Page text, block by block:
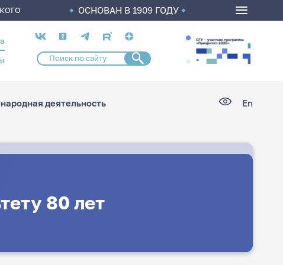
ОСНОВАН В 1909 ГОДУ
Социальные
сети
деятельность En
80 лет